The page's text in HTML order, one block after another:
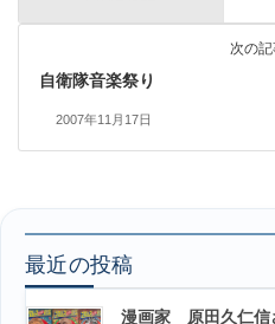
次の
自衛隊音楽祭り
2007年11月17日
最近の投稿
漫画家 原田久仁信